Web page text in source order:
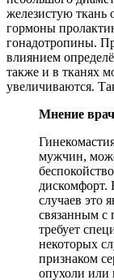
железистую ткань
гормоны
гонадотропины.
влиянием
также и в тканях
увеличиваются.
Мнение
мужчин,
дискомфорт.
случаев это
связанным с
требует
некоторых
признаком
опухоли